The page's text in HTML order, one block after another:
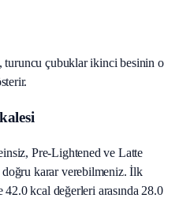
çubuklar ikinci besinin o
Pre-Lightened ve Latte
doğru karar verebilmeniz. İlk
42.0 kcal değerleri arasında 28.0